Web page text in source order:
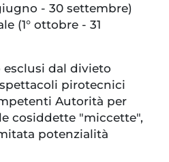
- 30 settembre)
(1° ottobre - 31
esclusi dal divieto
pirotecnici
Autorità per
cosiddette "miccette",
potenzialità